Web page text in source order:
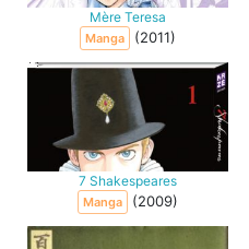
Mère Teresa
Manga (2011)
7 Shakespeares
Manga (2009)